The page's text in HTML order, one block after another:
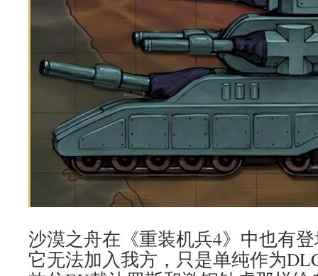
沙漠之舟在《重装机兵4》中也有
它无法加入我方，只是单纯作为